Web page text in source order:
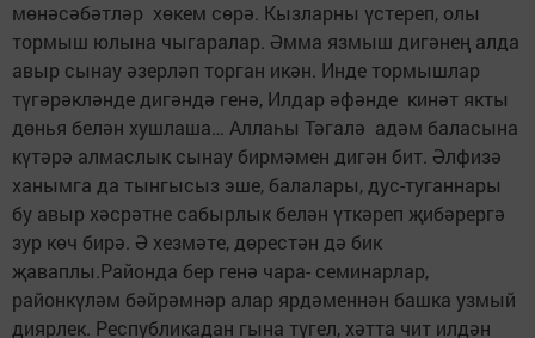
мөнәсәбәтләр хөкем сөрә. Кызларны үстереп, олы
тормыш юлына чыгаралар. Әмма язмыш дигәнең алда
авыр сынау әзерләп торган икән. Инде тормышлар
түгәрәкләнде дигәндә генә, Илдар әфәнде кинәт якты
дөнья белән хушлаша… Аллаһы Тәгалә адәм баласына
күтәрә алмаслык сынау бирмәмен дигән бит. Әлфизә
ханымга да тынгысыз эше, балалары, дус-туганнары
бу авыр хәсрәтне сабырлык белән үткәреп җибәрергә
зур көч бирә. Ә хезмәте, дөрестән дә бик
җаваплы.Районда бер генә чара- семинарлар,
районкүләм бәйрәмнәр алар ярдәменнән башка узмый
диярлек. Республикадан гына түгел, хәтта чит илдән